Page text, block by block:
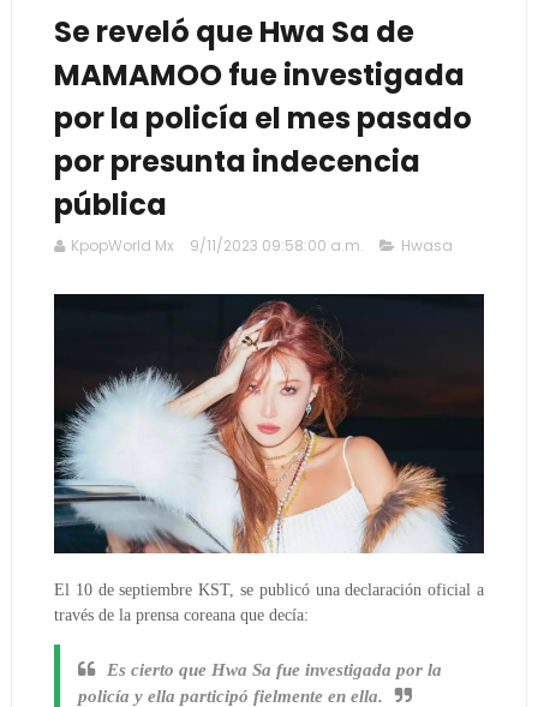
Se reveló que Hwa Sa de
MAMAMOO fue investigada
por la policía el mes pasado
por presunta indecencia
pública
KpopWorld Mx 9/11/2023 09:58:00 a.m. Hwasa
El 10 de septiembre KST, se publicó una declaración oficial a
través de la prensa coreana que decía:
Es cierto que Hwa Sa fue investigada por la
policía y ella participó fielmente en ella.